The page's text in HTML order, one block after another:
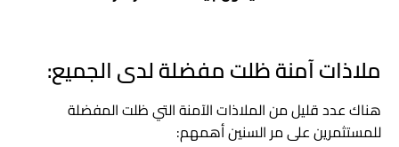
ملاذات آمنة ظلت مفضلة لدى الجميع:
هناك عدد قليل من الملاذات الآمنة التي ظلت المفضلة
للمستثمرين على مر السنين أهمهم: